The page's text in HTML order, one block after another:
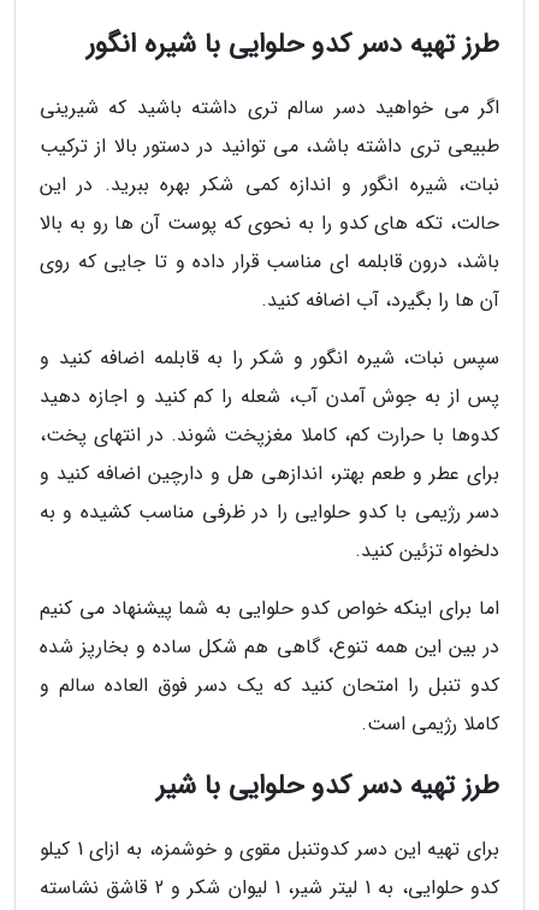
طرز تهیه دسر کدو حلوایی با شیره انگور
اگر می خواهید دسر سالم تری داشته باشید که شیرینی
طبیعی تری داشته باشد، می توانید در دستور بالا از ترکیب
نبات، شیره انگور و اندازه کمی شکر بهره ببرید. در این
حالت، تکه های کدو را به نحوی که پوست آن ها رو به بالا
باشد، درون قابلمه ای مناسب قرار داده و تا جایی که روی
آن ها را بگیرد، آب اضافه کنید.
سپس نبات، شیره انگور و شکر را به قابلمه اضافه کنید و
پس از به جوش آمدن آب، شعله را کم کنید و اجازه دهید
کدوها با حرارت کم، کاملا مغزپخت شوند. در انتهای پخت،
برای عطر و طعم بهتر، اندازهی هل و دارچین اضافه کنید و
دسر رژیمی با کدو حلوایی را در ظرفی مناسب کشیده و به
دلخواه تزئین کنید.
اما برای اینکه خواص کدو حلوایی به شما پیشنهاد می کنیم
در بین این همه تنوع، گاهی هم شکل ساده و بخارپز شده
کدو تنبل را امتحان کنید که یک دسر فوق العاده سالم و
کاملا رژیمی است.
طرز تهیه دسر کدو حلوایی با شیر
برای تهیه این دسر کدوتنبل مقوی و خوشمزه، به ازای 1 کیلو
کدو حلوایی، به 1 لیتر شیر، 1 لیوان شکر و 2 قاشق نشاسته